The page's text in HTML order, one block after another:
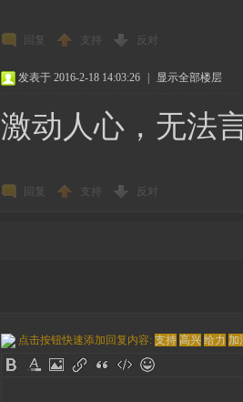
回复 支持 反对
发表于 2016-2-18 14:03:26 显示全部楼层
激动人心，无法
回复 支持 反对
点击按钮快速添加回复内容: 支持 高兴 给力 加